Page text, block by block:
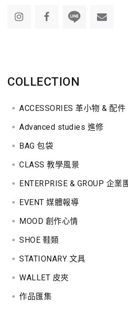
COLLECTION
ACCESSORIES 革小物 & 配件
Advanced studies 進修
BAG 包袋
CLASS 教學風景
ENTERPRISE & GROUP 企業
EVENT 媒體報導
MOOD 創作心情
SHOE 鞋類
STATIONARY 文具
WALLET 皮夾
作品匯集